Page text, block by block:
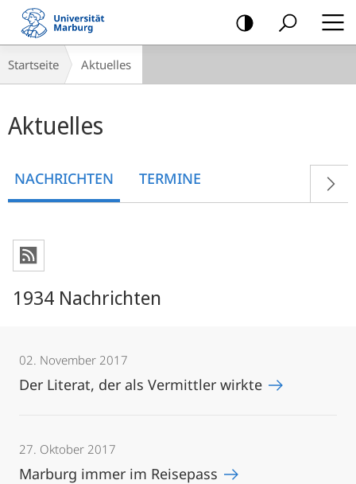
Mobile-
Navigation
Breadcrumb-
Navigation
Startseite Aktuelles
Aktuelles
NACHRICHTEN TERMINE
1934 Nachrichten
02. November 2017
Der Literat, der als Vermittler wirkte
27. Oktober 2017
Marburg immer im Reisepass